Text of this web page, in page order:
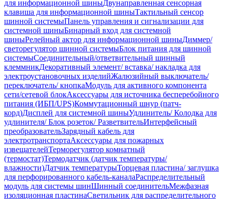
для информационной шиныДвунаправленная сенсорная
клавиша для информационной шиныТактильный сенсор
шинной системыПанель управления и сигнализации для
системной шиныБинарный вход для системной
шиныРелейный актор для информационной шиныДиммер/
светорегулятор шинной системыБлок питания для шинной
системыСоединительный/ответвительный шинный
клеммникДекоративный элемент/ вставка/ накладка для
электроустановочных изделийЖалюзийный выключатель/
переключатель/ кнопкаМодуль для активного компонента
сети/сетевой блокАксессуары для источника бесперебойного
питания (ИБП/UPS)Коммутационный шнур (патч-
корд)Дисплей для системной шиныУдлинитель/ Колодка для
удлинителя/ Блок розеток/ РазветвительИнтерфейсный
преобразовательЗарядный кабель для
электротранспортаАксессуары для пожарных
извещателейТерморегулятор комнатный
(термостат)Термодатчик (датчик температуры/
влажности)Датчик температурыТорцевая пластина/ заглушка
для перфорированного кабель-каналаРаспределительный
модуль для системы шинШинный соединительМежфазная
изоляционная пластинаСветильник для распределительного